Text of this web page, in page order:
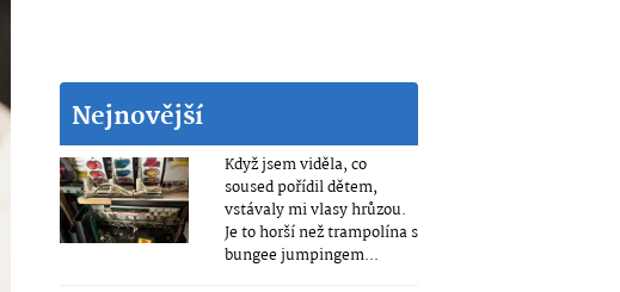
Nejnovější
Když jsem viděla, co
soused pořídil dětem,
vstávaly mi vlasy hrůzou.
Je to horší než trampolína s
bungee jumpingem...